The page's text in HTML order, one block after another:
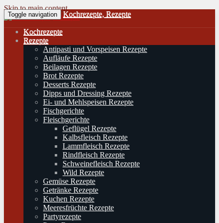
Skip to main content
Toggle navigation Kochrezepte, Rezepte
Kochrezepte
Rezepte
Antipasti und Vorspeisen Rezepte
Aufläufe Rezepte
Beilagen Rezepte
Brot Rezepte
Desserts Rezepte
Dipps und Dressing Rezepte
Ei- und Mehlspeisen Rezepte
Fischgerichte
Fleischgerichte
Geflügel Rezepte
Kalbsfleisch Rezepte
Lammfleisch Rezepte
Rindfleisch Rezepte
Schweinefleisch Rezepte
Wild Rezepte
Gemüse Rezepte
Getränke Rezepte
Kuchen Rezepte
Meeresfrüchte Rezepte
Partyrezepte